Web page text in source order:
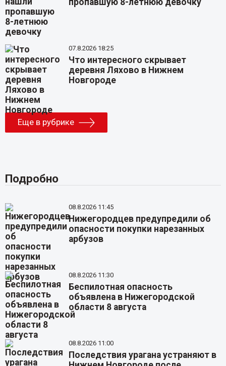
пропавшую 8-летнюю девочку
07.8.2026 18:25
Что интересного скрывает
деревня Ляхово в Нижнем
Новгороде
Еще в рубрике
Подробно
08.8.2026 11:45
Нижегородцев предупредили об
опасности покупки нарезанных
арбузов
08.8.2026 11:30
Беспилотная опасность
объявлена в Нижегородской
области 8 августа
08.8.2026 11:00
Последствия урагана устраняют в